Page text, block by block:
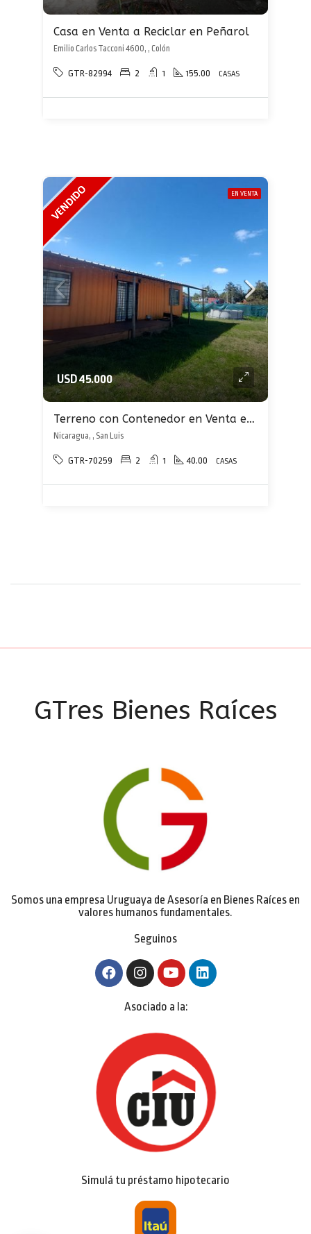
Casa en Venta a Reciclar en Peñarol
Emilio Carlos Tacconi 4600, , Colón
GTR-82994 2 1 155.00 CASAS
EN VENTA
USD 45.000
Terreno con Contenedor en Venta en San Luis
Nicaragua, , San Luis
GTR-70259 2 1 40.00 CASAS
GTres Bienes Raíces
Somos una empresa Uruguaya de Asesoría en Bienes Raíces en
valores humanos fundamentales.
Seguinos
Asociado a la:
Simulá tu préstamo hipotecario